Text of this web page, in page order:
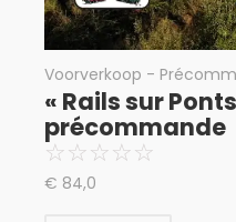
Voorverkoop -
« Rails sur
précommande
☆☆☆☆☆
€ 84,0